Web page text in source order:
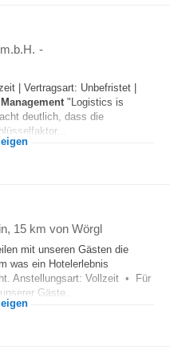
-
| Vertragsart: Unbefristet |
Management "Logistics is
deutlich, dass die
, 15 km von Wörgl
mit unseren Gästen die
was ein Hotelerlebnis
Anstellungsart: Vollzeit • Für
Gäste...